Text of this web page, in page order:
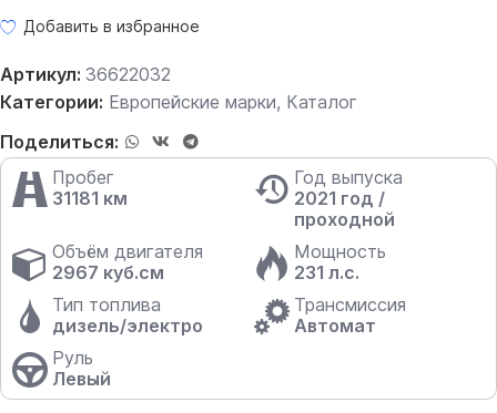
Добавить в избранное
Артикул: 36622032
Категории: Европейские марки, Каталог
Поделиться:
Пробег
31181 км
Год выпуска
2021 год /
проходной
Объём двигателя
2967 куб.см
Мощность
231 л.с.
Тип топлива
дизель/электро
Трансмиссия
Автомат
Руль
Левый